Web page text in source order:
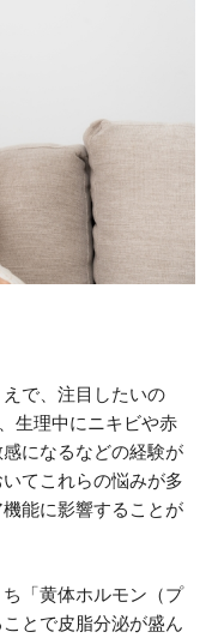
で、注目したいの
生理中にニキビや赤
になるなどの経験が
てこれらの悩みが多
能に影響することが
「黄体ホルモン（プ
とで皮脂分泌が盛ん